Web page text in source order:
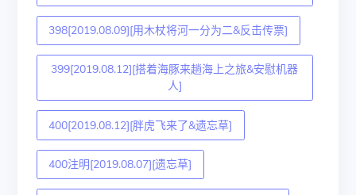
398[2019.08.09][用木杖将河一分为二&反击传票]
399[2019.08.12][搭着海豚来趟海上之旅&安慰机器
人]
400[2019.08.12][胖虎飞来了&遗忘草]
400注明[2019.08.07][遗忘草]